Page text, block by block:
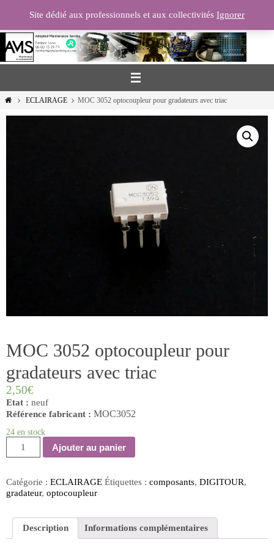
le
contenu
HomeECLAIRAGE MOC 3052 optocoupleur pour gradateurs avec triac
MOC 3052 optocoupleur pour
gradateurs avec triac
2,50€
Etat : neuf
Référence fabricant : MOC3052
24 en stock
optocoupleur
pour
avec
Ajouter au panier
Catégorie : ECLAIRAGE Étiquettes : composants, DIGITOUR,
gradateur, optocoupleur
Description Informations complémentaires
Site dédié aux professionnels et aux collectivités Ignorer